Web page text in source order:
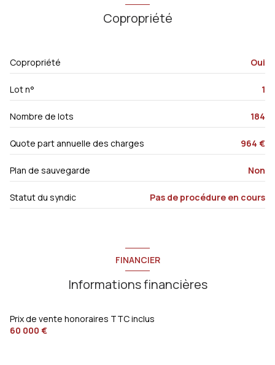
chambre
salle de bain
3.49 m²
WC
1.75 m²
Copropriété
Copropriété Oui
Lot n° 1
Nombre de lots 184
Quote part annuelle des charges 964 €
Plan de sauvegarde Non
Statut du syndic Pas de procédure en cours
FINANCIER
Informations financières
Prix de vente honoraires TTC inclus
60 000 €